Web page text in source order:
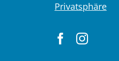
Privatsphäre